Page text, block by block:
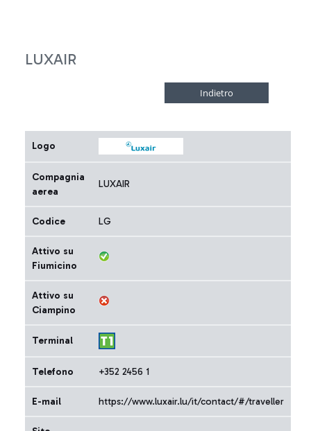
LUXAIR
Logo
Compagnia
aerea
LUXAIR
Codice LG
Attivo su
Fiumicino
Attivo su
Ciampino
Terminal
Telefono +352 2456 1
E-mail https://www.luxair.lu/it/contact/#/traveller